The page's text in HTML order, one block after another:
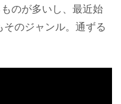
のが多いし、最近始
のジャンル。通ずる